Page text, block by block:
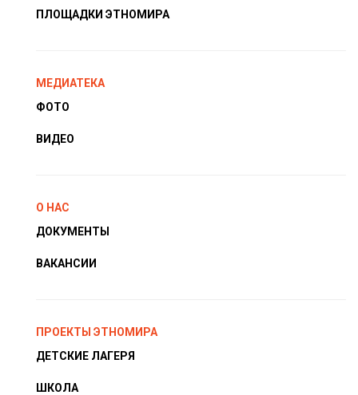
ПЛОЩАДКИ ЭТНОМИРА
МЕДИАТЕКА
ФОТО
ВИДЕО
О НАС
ДОКУМЕНТЫ
ВАКАНСИИ
ПРОЕКТЫ ЭТНОМИРА
ДЕТСКИЕ ЛАГЕРЯ
ШКОЛА